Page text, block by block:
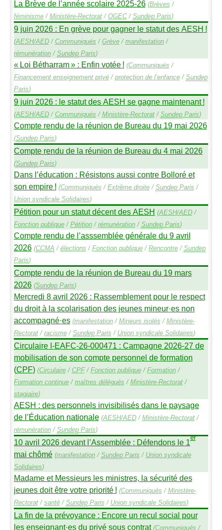
La Brève de l’année scolaire 2025-26 (Brèves /
féminisme/ Ministère-Rectorat/ OGEC/ SundepParis)
9 juin 2026 : En grève pour gagner le statut des AESH !
(AESH/AED/ Communiqués / Grève/ manifestation/
rémunération/ SundepParis)
« Loi Bétharram» : Enfin votée ! (Communiqués /
Financement enseignement privé/ protection de l’enfance/ Sundep
Paris)
9 juin 2026 : le statut des AESH se gagne maintenant !
(AESH/AED/ Communiqués / Ministère-Rectorat/ SundepParis)
Compte rendu de la réunion de Bureau du 19 mai 2026
(SundepParis)
Compte rendu de la réunion de Bureau du 4 mai 2026
(SundepParis)
Dans l’éducation : Résistons aussi contre Bolloré et
son empire ! (Communiqués / Extrême droite/ SundepParis /
Union syndicale Solidaires)
Pétition pour un statut décent des AESH (AESH/AED/
Fonction publique/ Pétition/ rémunération/ SundepParis)
Compte rendu de l’asssemblée générale du 9 avril
2026 (CCMA / élections / Fonction publique/ Rencontre/ Sundep
Paris)
Compte rendu de la réunion de Bureau du 19 mars
2026 (SundepParis)
Mercredi 8 avril 2026 : Rassemblement pour le respect
du droit à la scolarisation des jeunes mineur·es non
accompagné·es (manifestation/ Mineurs isolés / Ministère-
Rectorat/ racisme/ SundepParis / Union syndicale Solidaires)
Circulaire I-EAFC-26-000471 : Campagne 2026-27 de
mobilisation de son compte personnel de formation
(CPF) (Circulaire/ CPF/ Fonction publique/ Formation/
Formation continue/ maîtres délégués / Ministère-Rectorat/
stagiaire)
AESH : des personnels invisibilisés dans le paysage
de l’Éducation nationale (AESH/AED/ Ministère-Rectorat/
rémunération/ SundepParis)
10 avril 2026 devant l’Assemblée : Défendons le 1er
mai chômé (manifestation/ SundepParis / Union syndicale
Solidaires)
Madame et Messieurs les ministres, la sécurité des
jeunes doit être votre priorité ! (Communiqués / Ministère-
Rectorat/ santé/ SundepParis / Union syndicale Solidaires)
La fin de la prévoyance : Encore un recul social pour
les enseignant·es du privé sous contrat (Communiqués /